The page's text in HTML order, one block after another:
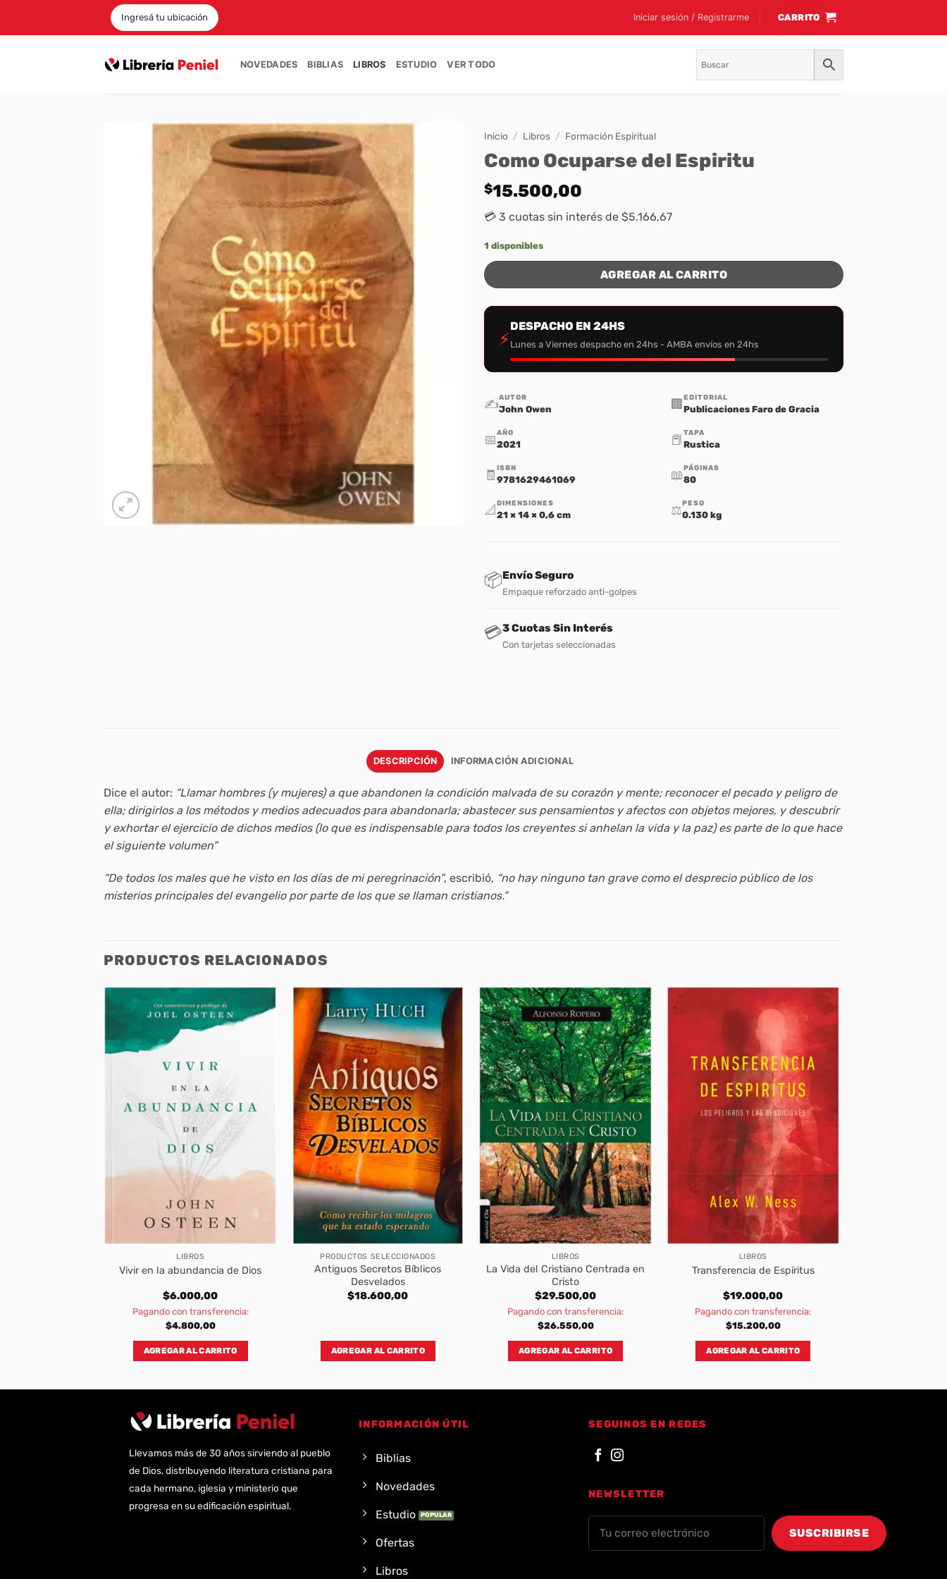
Ingresá tu ubicación Iniciar sesión / Registrarme CARRITO
NOVEDADES BIBLIAS LIBROS ESTUDIO VER TODO
Inicio / Libros / Formación Espiritual
Como Ocuparse del Espiritu
$15.500,00
💳 3 cuotas sin interés de $5.166,67
1 disponibles
AGREGAR AL CARRITO
⚡
DESPACHO EN 24HS
Lunes a Viernes despacho en 24hs - AMBA envíos en 24hs
✍️AUTOR
John Owen 🏢 EDITORIAL
Publicaciones Faro de Gracia
📅AÑO
2021 📕 TAPA
Rustica
🧾 ISBN
9781629461069 📖PÁGINAS
80
📐 DIMENSIONES
21 × 14 × 0,6 cm ⚖️PESO
0.130 kg
📦Envío Seguro
Empaque reforzado anti-golpes
💳3 Cuotas Sin Interés
Con tarjetas seleccionadas
DESCRIPCIÓN INFORMACIÓN ADICIONAL
Dice el autor: “Llamar hombres (y mujeres) a que abandonen la condición malvada de su corazón y mente; reconocer el pecado y peligro de
ella; dirigirlos a los métodos y medios adecuados para abandonarla; abastecer sus pensamientos y afectos con objetos mejores, y descubrir
y exhortar el ejercicio de dichos medios (lo que es indispensable para todos los creyentes si anhelan la vida y la paz) es parte de lo que hace
el siguiente volumen”
“De todos los males que he visto en los días de mi peregrinación”, escribió, “no hay ninguno tan grave como el desprecio público de los
misterios principales del evangelio por parte de los que se llaman cristianos.”
PRODUCTOS RELACIONADOS
LIBROS
Vivir en la abundancia de Dios
$6.000,00
Pagando con transferencia:
$4.800,00
AGREGAR AL CARRITO
PRODUCTOS SELECCIONADOS
Antiguos Secretos Bíblicos
Desvelados
$18.600,00
AGREGAR AL CARRITO
LIBROS
La Vida del Cristiano Centrada en
Cristo
$29.500,00
Pagando con transferencia:
$26.550,00
AGREGAR AL CARRITO
LIBROS
Transferencia de Espíritus
$19.000,00
Pagando con transferencia:
$15.200,00
AGREGAR AL CARRITO
Llevamos más de 30 años sirviendo al pueblo
de Dios, distribuyendo literatura cristiana para
cada hermano, iglesia y ministerio que
progresa en su edificación espiritual.
INFORMACIÓN ÚTIL
Biblias
Novedades
Estudio
Ofertas
Libros
SEGUINOS EN REDES
NEWSLETTER